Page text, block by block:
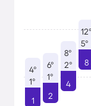
4°
1°
1
6°
1°
2
8°
2°
4
12°
5°
8